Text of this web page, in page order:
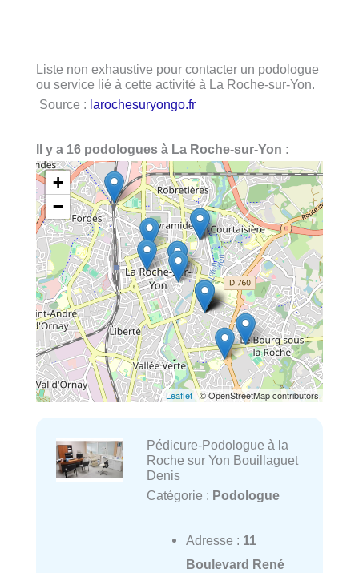
Liste non exhaustive pour contacter un podologue
ou service lié à cette activité à La Roche-sur-Yon.
Source : larochesuryongo.fr
Il y a 16 podologues à La Roche-sur-Yon :
+
−
Leaflet | © OpenStreetMap contributors
Pédicure-Podologue à la
Roche sur Yon Bouillaguet
Denis
Catégorie : Podologue
Adresse : 11
Boulevard René